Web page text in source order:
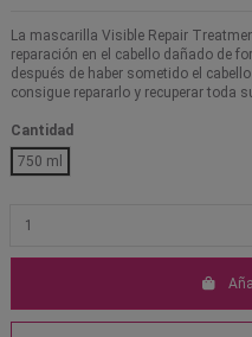
La mascarilla Visible Repair
reparación en el cabello dañado de
después de haber sometido el
consigue repararlo y recuperar toda
Cantidad
750 ml